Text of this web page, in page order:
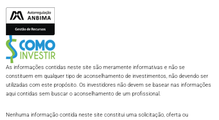
As informações contidas neste site são meramente informativas e não se
constituem em qualquer tipo de aconselhamento de investimentos, não devendo ser
utilizadas com este propósito. Os investidores não devem se basear nas informações
aqui contidas sem buscar o aconselhamento de um profissional.​
Nenhuma informação contida neste site constitui uma solicitação, oferta ou